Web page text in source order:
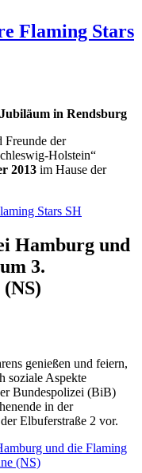
Flaming Stars
in Rendsburg
Freunde der
Holstein“
2013 im Hause der
Stars SH
Hamburg und
3.
genießen und feiern,
soziale Aspekte
Bundespolizei (BiB)
in der
Elbuferstraße 2 vor.
und die Flaming
(NS)